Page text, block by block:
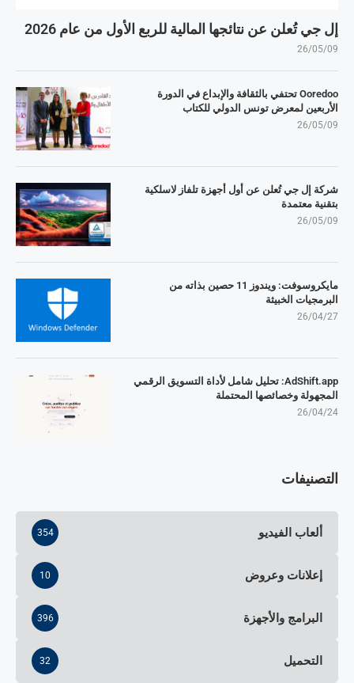
إل جي تُعلن عن نتائجها المالية للربع الأول من عام 2026
26/05/09
Ooredoo تحتفي بالثقافة والإبداع في الدورة
الأربعين لمعرض تونس الدولي للكتاب
26/05/09
شركة إل جي تُعلن عن أول أجهزة تلفاز لاسلكية
بتقنية معتمدة
26/05/09
مايكروسوفت: ويندوز 11 حصين بذاته من
البرمجيات الخبيثة
26/04/27
AdShift.app: تحليل شامل لأداة التسويق الرقمي
المجهولة وخصائصها المحتملة
26/04/24
التصنيفات
ألعاب الفيديو 354
إعلانات وعروض 10
البرامج والأجهزة 396
التحميل 32